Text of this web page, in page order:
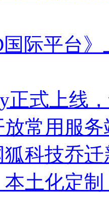
国际平台
正式上线
常用服
科技乔迁
土化定